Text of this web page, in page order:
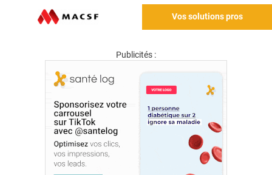
Vos solutions pros
Publicités :